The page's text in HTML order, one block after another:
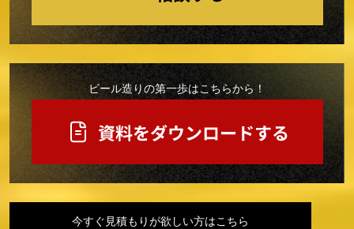
ビール造りの第一歩はこちらから！
今すぐ見積もりが欲しい方はこちら